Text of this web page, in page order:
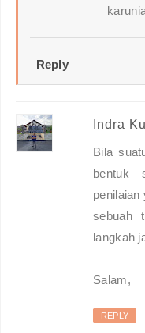
Reply
Indra
Bila
bentuk
penilaian
sebuah
langkah
Salam,
REPLY